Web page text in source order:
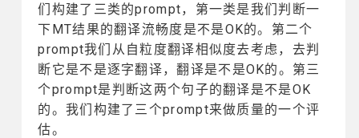
们构建了三类的prompt，第一类是我们判断一
下MT结果的翻译流畅度是不是OK的。第二个
prompt我们从自粒度翻译相似度去考虑，去判
断它是不是逐字翻译，翻译是不是OK的。第三
个prompt是判断这两个句子的翻译是不是OK
的。我们构建了三个prompt来做质量的一个评
估。